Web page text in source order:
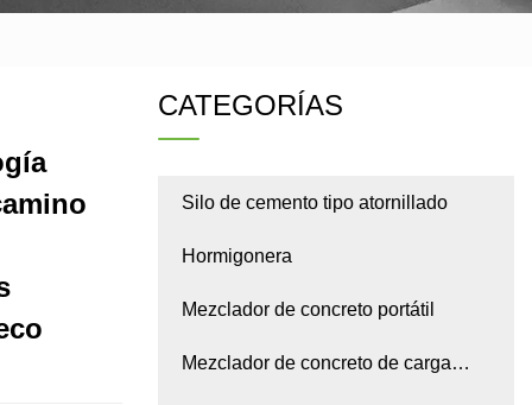
CATEGORÍAS
Silo de cemento tipo atornillado
Hormigonera
Mezclador de concreto portátil
Mezclador de concreto de carga